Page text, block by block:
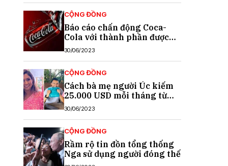
CỘNG ĐỒNG
Báo cáo chấn động Coca-
Cola với thành phần được
cho là chất gây ung thư
30/06/2023
CỘNG ĐỒNG
Cách bà mẹ người Úc kiếm
25.000 USD mỗi tháng từ
TikTok
30/06/2023
CỘNG ĐỒNG
Rầm rộ tin đồn tổng thống
Nga sử dụng người đóng thế